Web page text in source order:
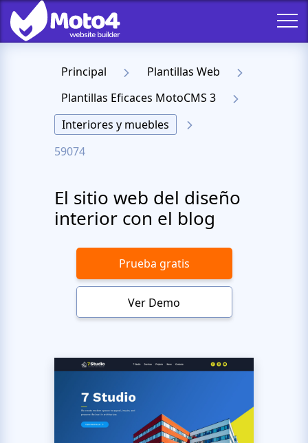
Principal
Plantillas Web
Plantillas Eficaces MotoCMS 3
Interiores y muebles
59074
El sitio web del diseño
interior con el blog
Prueba gratis
Ver Demo